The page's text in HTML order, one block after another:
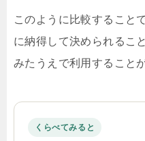
このように比較すること
に納得して決められるこ
みたうえで利用すること
くらべてみると